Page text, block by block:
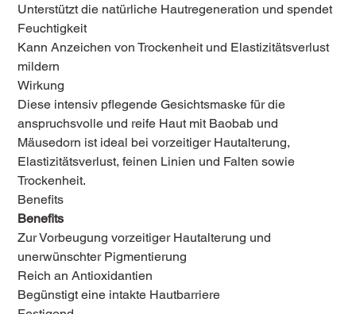
Unterstützt die natürliche Hautregeneration und spendet
Feuchtigkeit
Kann Anzeichen von Trockenheit und Elastizitätsverlust
mildern
Wirkung
Diese intensiv pflegende Gesichtsmaske für die
anspruchsvolle und reife Haut mit Baobab und
Mäusedorn ist ideal bei vorzeitiger Hautalterung,
Elastizitätsverlust, feinen Linien und Falten sowie
Trockenheit.
Benefits
Benefits
Zur Vorbeugung vorzeitiger Hautalterung und
unerwünschter Pigmentierung
Reich an Antioxidantien
Begünstigt eine intakte Hautbarriere